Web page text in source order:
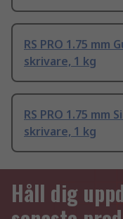
RS PRO 1.75 mm
skrivare, 1 kg
RS PRO 1.75 mm
skrivare, 1 kg
Håll dig